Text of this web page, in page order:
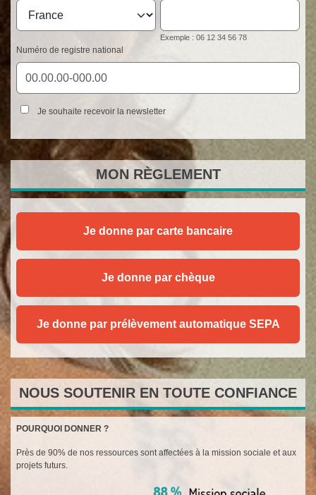
Exemple : 06 12 34 56 78
Numéro de registre national
Je souhaite recevoir la newsletter
MON RÈGLEMENT
Je donne par carte bancaire
Je donne par chèque
Je donne par prélèvement automatique SEPA
NOUS SOUTENIR EN TOUTE CONFIANCE
POURQUOI DONNER ?
Près de 90% de nos ressources sont affectées à la mission sociale et aux
projets futurs.